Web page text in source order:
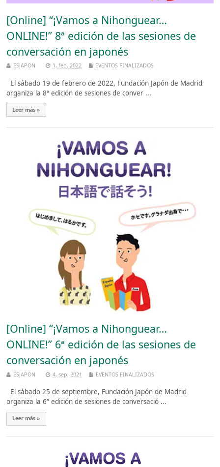
[Online] “¡Vamos a Nihonguear…
ONLINE!” 8ª edición de las sesiones de
conversación en japonés
ESJAPON 1, feb, 2022 EVENTOS FINALIZADOS
El sábado 19 de febrero de 2022, Fundación Japón de Madrid
organiza la 8ª edición de sesiones de conver ...
Leer más »
[Online] “¡Vamos a Nihonguear…
ONLINE!” 6ª edición de las sesiones de
conversación en japonés
ESJAPON 4, sep, 2021 EVENTOS FINALIZADOS
El sábado 25 de septiembre, Fundación Japón de Madrid
organiza la 6ª edición de sesiones de conversació ...
Leer más »